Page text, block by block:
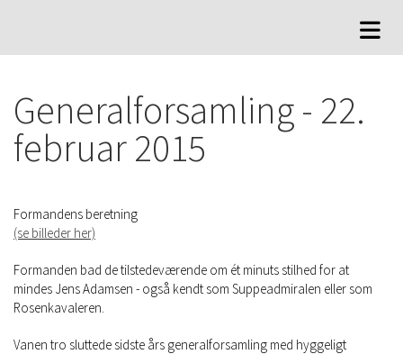
Generalforsamling - 22.
februar 2015
Formandens beretning
(se billeder her)
Formanden bad de tilstedeværende om ét minuts stilhed for at
mindes Jens Adamsen - også kendt som Suppeadmiralen eller som
Rosenkavaleren.
Vanen tro sluttede sidste års generalforsamling med hyggeligt